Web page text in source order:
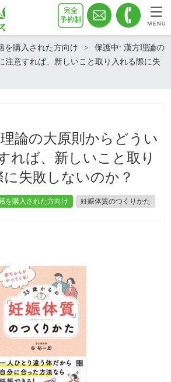
を購入された方向け
保護中: 漢方理論の
注意すれば、新しいこと取り入れる際に失
論の大原則からどうい
れば、新しいこと取り
に失敗しないのか？
を購入された方向け 妊娠体質のつくりかた